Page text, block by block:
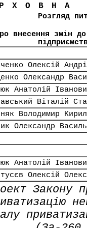
Розгляд
внесення змін
Олексій
Олександр
Анатолій
Віталій
Володимир
Олександр
Анатолій
Олексій
Закону